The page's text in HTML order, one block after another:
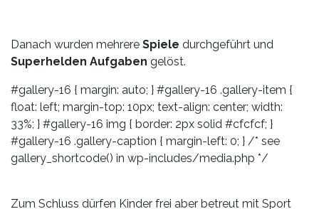
Danach wurden mehrere Spiele durchgeführt und
Superhelden Aufgaben gelöst.
#gallery-16 { margin: auto; } #gallery-16 .gallery-item {
float: left; margin-top: 10px; text-align: center; width:
33%; } #gallery-16 img { border: 2px solid #cfcfcf; }
#gallery-16 .gallery-caption { margin-left: 0; } /* see
gallery_shortcode() in wp-includes/media.php */
Zum Schluss dürfen Kinder frei aber betreut mit Sport